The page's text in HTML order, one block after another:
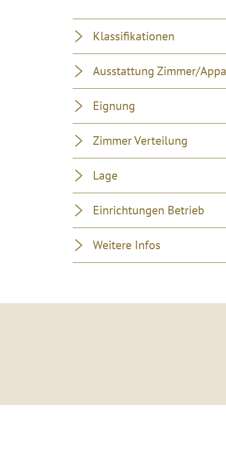
Klassifikationen
Ausstattung Zimmer/
Eignung
Zimmer Verteilung
Lage
Einrichtungen Betrieb
Weitere Infos